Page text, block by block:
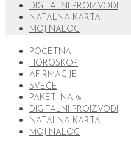
DIGITALNI PROIZVODI
NATALNA KARTA
MOJ NALOG
POČETNA
HOROSKOP
AFIRMACIJE
SVEĆE
PAKETI NA %
DIGITALNI PROIZVODI
NATALNA KARTA
MOJ NALOG